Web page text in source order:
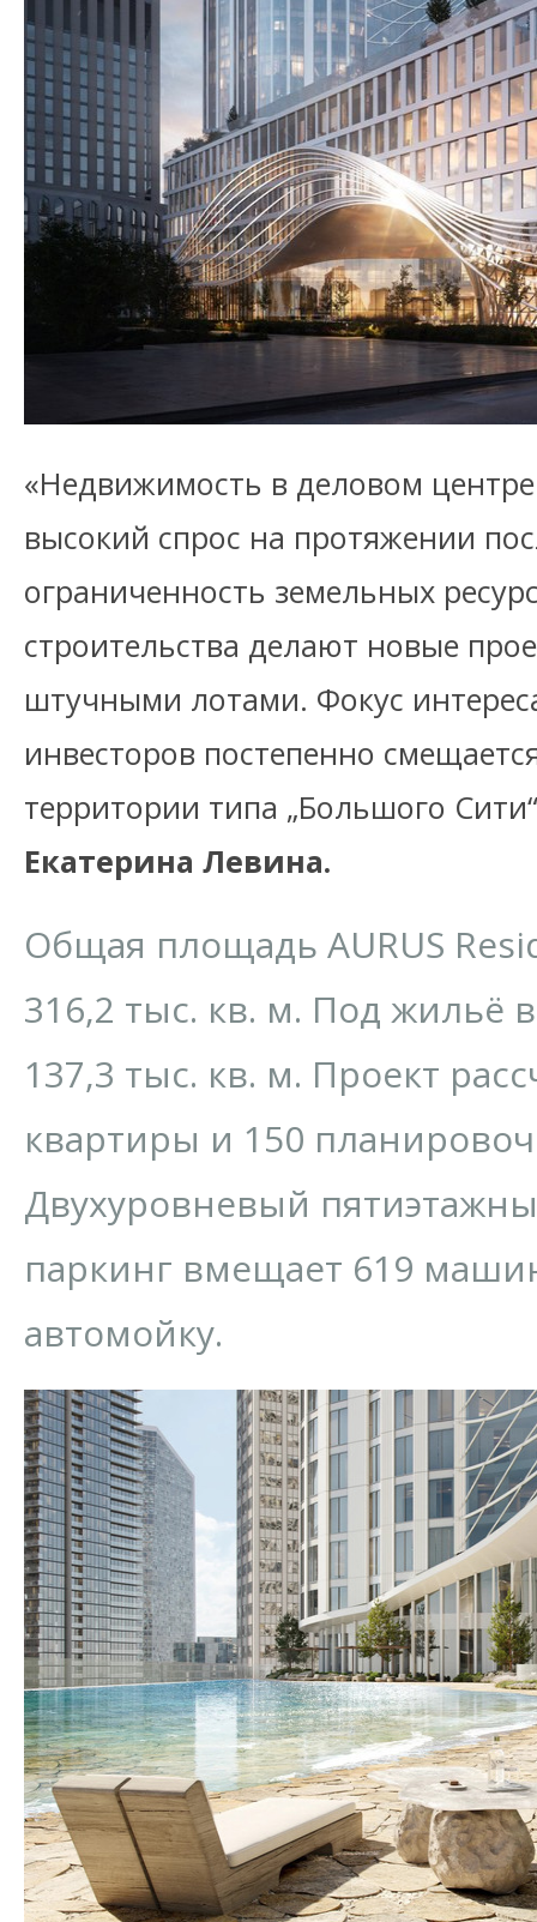
«Недвижимость в деловом
высокий спрос на протяжении
ограниченность земельных
строительства делают новые
штучными лотами. Фокус
инвесторов постепенно
территории типа „Большого
Екатерина Левина.
Общая площадь AURUS
316,2 тыс. кв. м. Под жильё
137,3 тыс. кв. м. Проект
квартиры и 150
Двухуровневый
паркинг вмещает 619
автомойку.